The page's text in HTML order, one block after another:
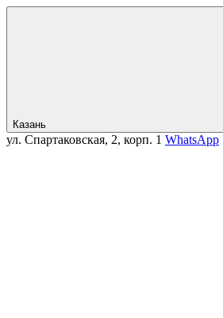
Казань
ул. Спартаковская, 2, корп. 1 WhatsApp